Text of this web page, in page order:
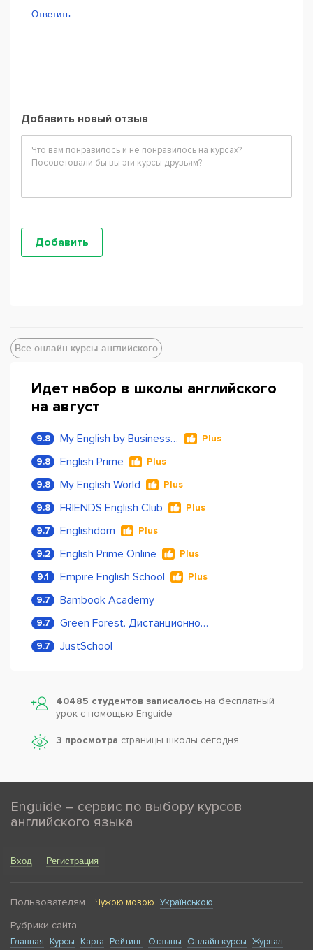
Ответить
Добавить новый отзыв
Все онлайн курсы английского
Идет набор в школы английского
на август
9.8 My English by Business Language Plus
9.8 English Prime Plus
9.8 My English World Plus
9.8 FRIENDS English Club Plus
9.7 Englishdom Plus
9.2 English Prime Online Plus
9.1 Empire English School Plus
9.7 Bambook Academy
9.7 Green Forest. Дистанционное обучение
9.7 JustSchool
40485 студентов записалось на бесплатный
урок с помощью Enguide
3 просмотра страницы школы сегодня
Enguide – сервис по выбору курсов
английского языка
Вход Регистрация
Пользователям Чужою мовою Українською
Рубрики сайта
Главная Курсы Карта Рейтинг Отзывы Онлайн курсы Журнал